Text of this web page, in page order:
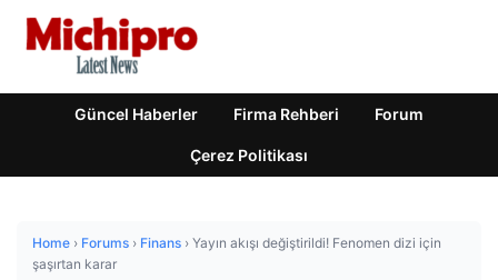
Güncel Haberler Firma Rehberi Forum
Çerez Politikası
Home › Forums › Finans › Yayın akışı değiştirildi! Fenomen dizi için
şaşırtan karar